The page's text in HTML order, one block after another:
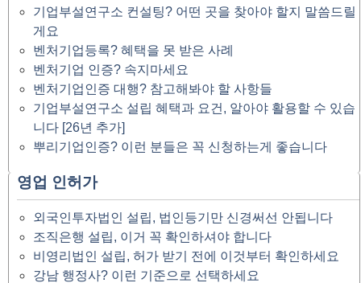
기업부설연구소 컨설팅? 어떤 곳을 찾아야 할지 말씀드릴
게요
벤처기업등록? 혜택을 못 받은 사례
벤처기업 인증? 속지마세요
벤처기업인증 대행? 참고해봐야 할 사항들
기업부설연구소 설립 혜택과 요건, 알아야 활용할 수 있습
니다 [26년 추가]
뿌리기업인증? 이런 분들은 꼭 신청하는게 좋습니다
영업 인허가
외국인투자법인 설립, 법인등기만 신경써선 안됩니다
조직은행 설립, 이거 꼭 확인하셔야 합니다
비영리법인 설립, 허가 받기 전에 이것부터 확인하세요
강남 행정사? 이런 기준으로 선택하세요